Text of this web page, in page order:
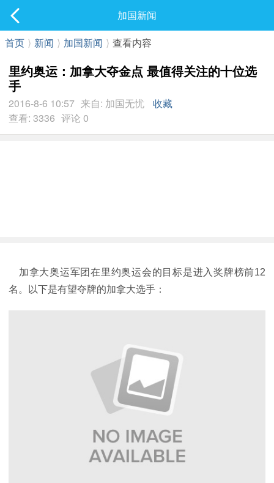
最新发表
加国新闻
首页 ⟩ 新闻 ⟩ 加国新闻 ⟩ 查看内容
里约奥运：加拿大夺金点 最值得关注的十位选
手
2016-8-6 10:57 来自: 加国无忧
收藏
查看: 3336 评论 0
加拿大奥运军团在里约奥运会的目标是进入奖牌榜前12
名。以下是有望夺牌的加拿大选手：